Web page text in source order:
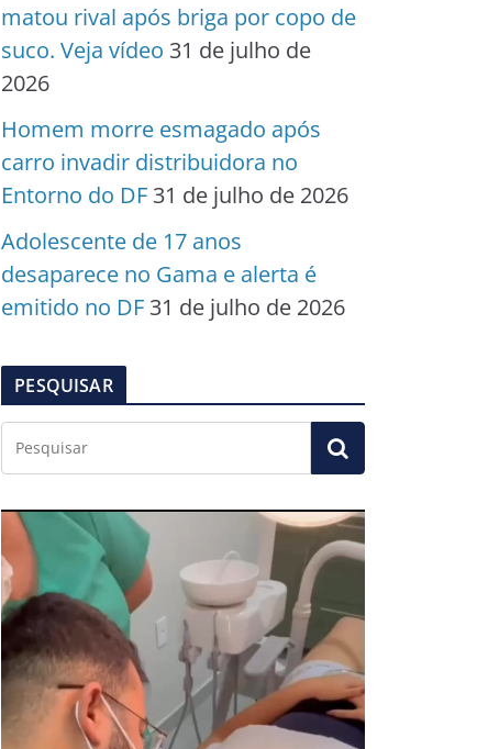
matou rival após briga por copo de
suco. Veja vídeo 31 de julho de
2026
Homem morre esmagado após
carro invadir distribuidora no
Entorno do DF 31 de julho de 2026
Adolescente de 17 anos
desaparece no Gama e alerta é
emitido no DF 31 de julho de 2026
PESQUISAR